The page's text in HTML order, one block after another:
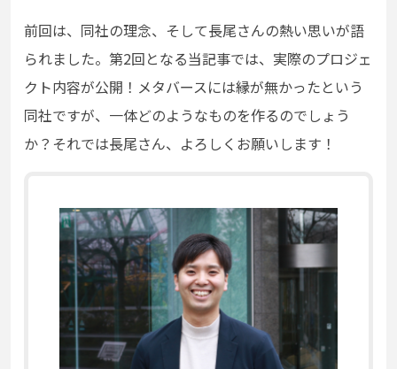
前回は、同社の理念、そして長尾さんの熱い思いが語
られました。第2回となる当記事では、実際のプロジェ
クト内容が公開！メタバースには縁が無かったという
同社ですが、一体どのようなものを作るのでしょう
か？それでは長尾さん、よろしくお願いします！